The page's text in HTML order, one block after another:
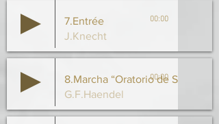
7.Entrée
J.Knecht
00:00
8.Marcha “Oratorio de Scipio”
G.F.Haendel
00:00